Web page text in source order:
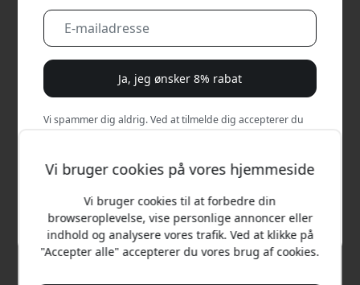
Anbefalet pris
Vi bruger cookies på vores hjemmeside
Vi bruger cookies til at forbedre din
browseroplevelse, vise personlige annoncer eller
indhold og analysere vores trafik. Ved at klikke på
"Accepter alle" accepterer du vores brug af cookies.
Ja, jeg ønsker 8% rabat
Vi spammer dig aldrig. Ved at tilmelde dig accepterer du